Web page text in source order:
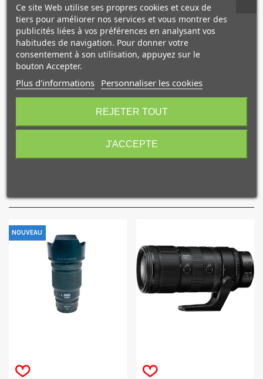
inclus) pour une connexion fiable et continue.
Cette poignée télécommande ne pèse que 260 g avec deux
accus AA insérés.
Elle résiste à la poussière et à l'humidité et à des
températures jusqu'à -10°C.
NOUVEAU
Ce site Web utilise ses propres cookies et ceux de
tiers pour améliorer nos services et vous montrer des
publicités liées à vos préférences en analysant vos
habitudes de navigation. Pour donner votre
consentement à son utilisation, appuyez sur le
bouton Accepter.
Plus d'informations Personnaliser les cookies
REJETER TOUT
J'ACCEPTE
10€ OFFERTS sur votre
premier achat !
J'accepte de recevoir des SMS de la part de la marque.